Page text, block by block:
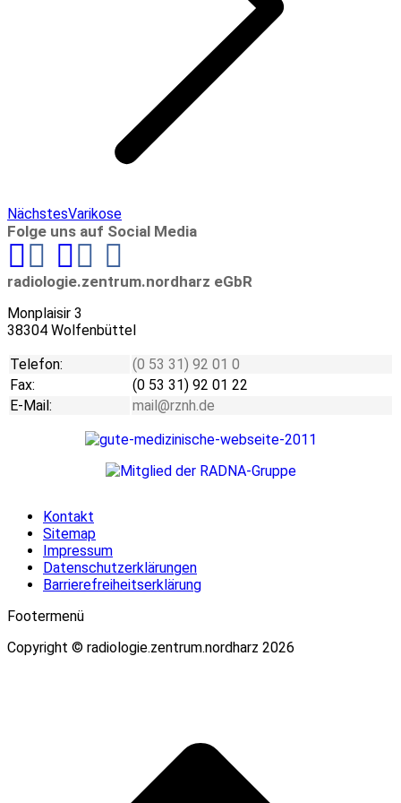
NächstesNext
project:
Varikose
Folge uns auf Social Media
radiologie.zentrum.nordharz eGbR
Monplaisir 3
38304 Wolfenbüttel
Telefon:
(0 53 31) 92 01 0
Fax:
(0 53 31) 92 01 22
E-Mail:
mail@rznh.de
Kontakt
Sitemap
Impressum
Datenschutzerklärungen
Barrierefreiheitserklärung
Footermenü
Copyright © radiologie.zentrum.nordharz 2026